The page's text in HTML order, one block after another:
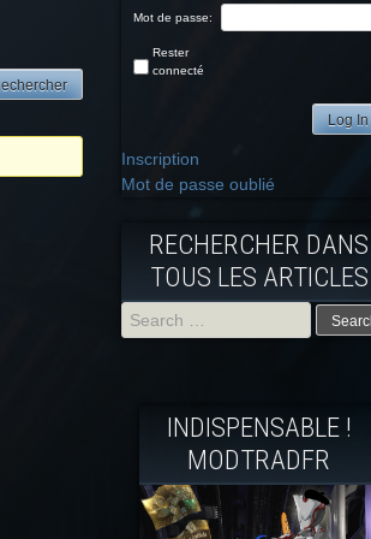
Mot de passe:
Rester
connecté
Log In
Inscription
Mot de passe oublié
RECHERCHER DANS
TOUS LES ARTICLES
INDISPENSABLE !
MODTRADFR